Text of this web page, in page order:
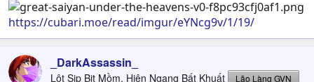
https://cubari.moe/read/imgur/eYNcg9v/1/19/
_DarkAssassin_
Lột Sịp Bịt Mồm, Hiên Ngang Bất Khuất Lão Làng GVN